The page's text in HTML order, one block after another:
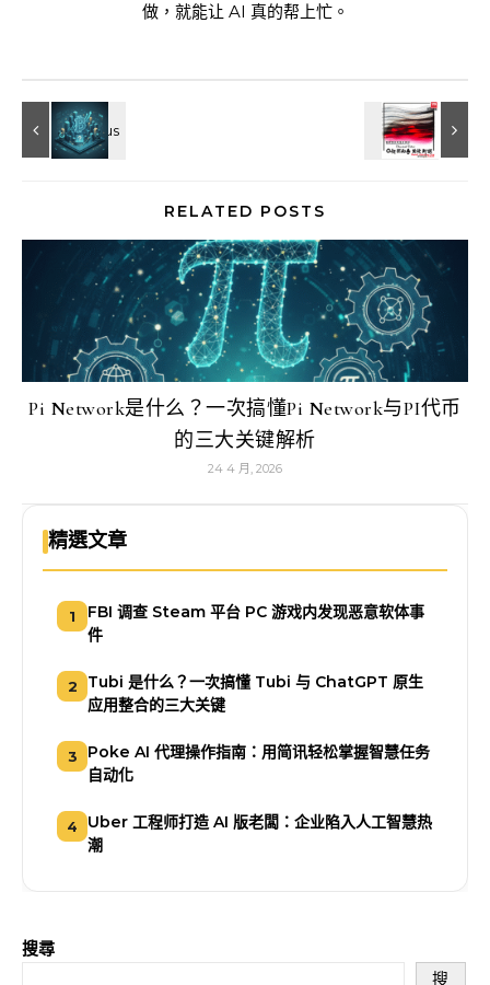
做，就能让 AI 真的帮上忙。
RELATED POSTS
Pi Network是什么？一次搞懂Pi Network与PI代币
的三大关键解析
24 4 月, 2026
精選文章
1
FBI 调查 Steam 平台 PC 游戏内发现恶意软体事
件
2
Tubi 是什么？一次搞懂 Tubi 与 ChatGPT 原生
应用整合的三大关键
3
Poke AI 代理操作指南：用简讯轻松掌握智慧任务
自动化
4
Uber 工程师打造 AI 版老闆：企业陷入人工智慧热
潮
搜尋
搜